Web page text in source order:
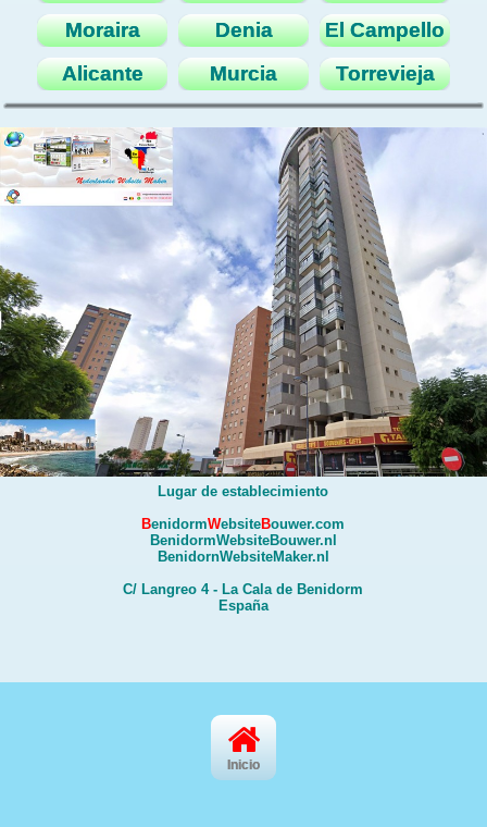
Moraira
Denia
El Campello
Alicante
Murcia Torrevieja
Lugar de establecimiento
BenidormWebsiteBouwer.com
BenidormWebsiteBouwer.nl
BenidornWebsiteMaker.nl
C/ Langreo 4 - La Cala de Benidorm
España
Inicio